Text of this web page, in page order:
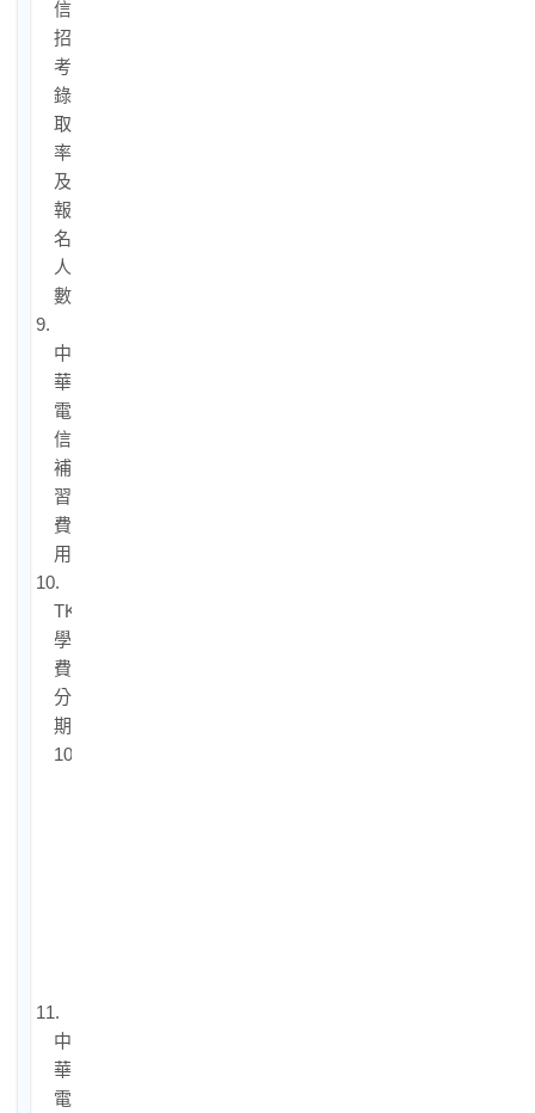
信
招
考
錄
取
率
及
報
名
人
數
9.
中
華
電
信
補
習
費
用
10.
TKB
學
費
分
期
10-
11.
中
華
電